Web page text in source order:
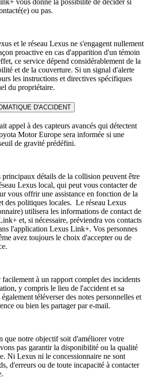
vous donne la possibilité de décider si
ou pas.
et le réseau Lexus ne s'engagent nullement
proactive en cas d'apparition d'un témoin
ce service dépend considérablement de la
et de la couverture. Si un signal d'alerte
les instructions et directives spécifiques
du propriétaire.
D'ACCIDENT
appel à des capteurs avancés qui détectent
Motor Europe sera informée si une
de gravité prédéfini.
principaux détails de la collision peuvent être
Lexus local, qui peut vous contacter de
vous offrir une assistance en fonction de la
des politiques locales. Le réseau Lexus
utilisera les informations de contact de
et, si nécessaire, préviendra vos contacts
l'application Lexus Link+. Vos personnes
avez toujours le choix d'accepter ou de
facilement à un rapport complet des incidents
y compris le lieu de l'accident et sa
téléverser des notes personnelles et
ou bien les partager par e-mail.
que notre objectif soit d'améliorer votre
pas garantir la disponibilité ou la qualité
Ni Lexus ni le concessionnaire ne sont
d'erreurs ou de toute incapacité à contacter